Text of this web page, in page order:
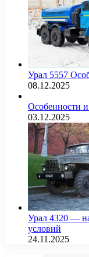
Урал 5557
08.12.2025
Особенности
03.12.2025
Урал 4320 —
условий
24.11.2025